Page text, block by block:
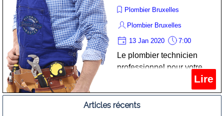
Plombier Bruxelles
Plombier Bruxelles
13 Jan 2020 7:00
Le plombier technicien
professionnel pour votre
nettoyage convecteur de la
marque ferroli dans votre
commune 1081 bruxelles
Lire
Articles récents